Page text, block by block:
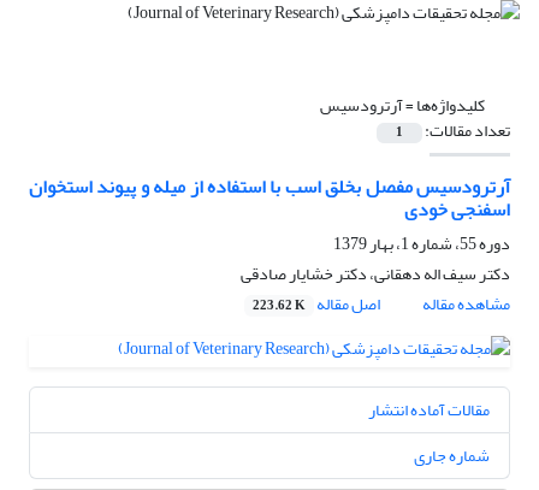
کلیدواژه‌ها =آرترودسیس
تعداد مقالات: 1
آرترودسیس مفصل بخلق اسب با استفاده از میله و پیوند استخوان
اسفنجی خودی
دوره 55، شماره 1، بهار 1379
دکتر سیف اله دهقانی، دکتر خشایار صادقی
مشاهده مقاله
اصل مقاله 223.62 K
مقالات آماده انتشار
شماره جاری